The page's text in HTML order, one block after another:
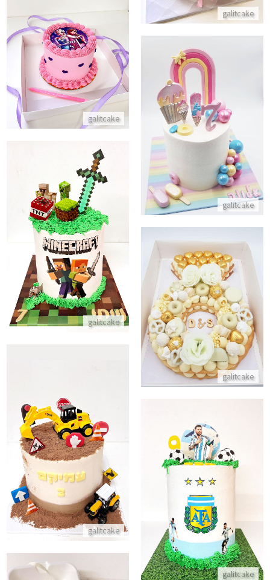
galitcake
galitcake
אלזה ואנה עוגת בנטו
התקשר/י
galitcake
עוגת גלידות עם קשת בענן
התקשר/י
galitcake
עוגת מיינקראפט
התקשר/י
galitcake
עוגת מספרים בצורת טבעת
התקשר/י
galitcake
עוגה טרקטורים ליום הולדת
התקשר/י
galitcake
עוגת כדורגל ארגנטינה
התקשר/י